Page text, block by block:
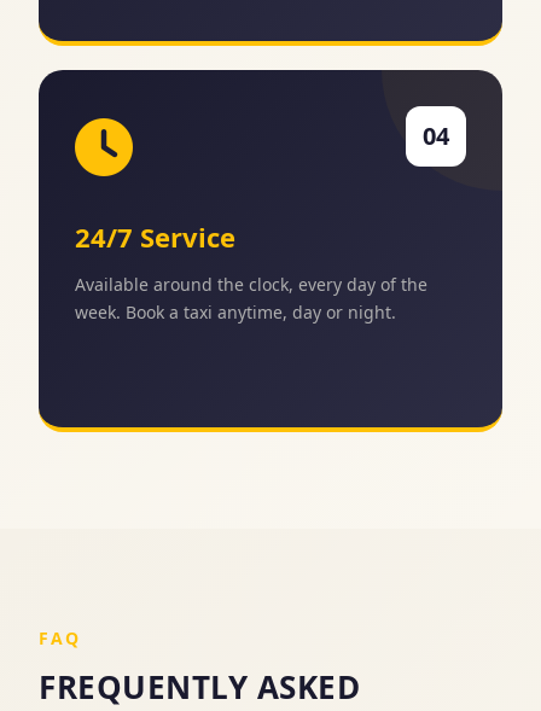
04
24/7 Service
Available around the clock, every day of the
week. Book a taxi anytime, day or night.
FAQ
FREQUENTLY ASKED